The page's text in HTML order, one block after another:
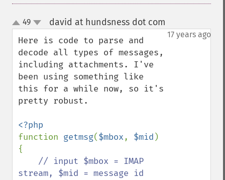
up
down
49 david at hundsness dot com
17 years ago
Here is code to parse and
decode all types of messages,
including attachments. I've
been using something like
this for a while now, so it's
pretty robust.
function getmsg($mbox, $mid )
{
// input $mbox = IMAP
stream, $mid = message id